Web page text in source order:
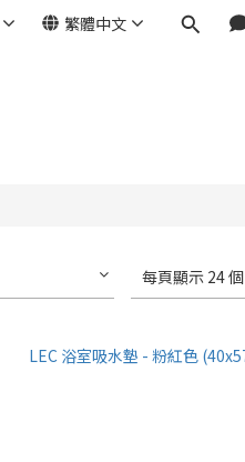
繁體中文
每頁顯示 24 個